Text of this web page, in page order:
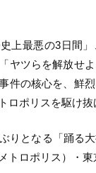
上最悪の3日間」
ヤツらを解放せ
件の核心を、鮮
ロポリスを駆け抜
りとなる「踊る大
トロポリス）・東